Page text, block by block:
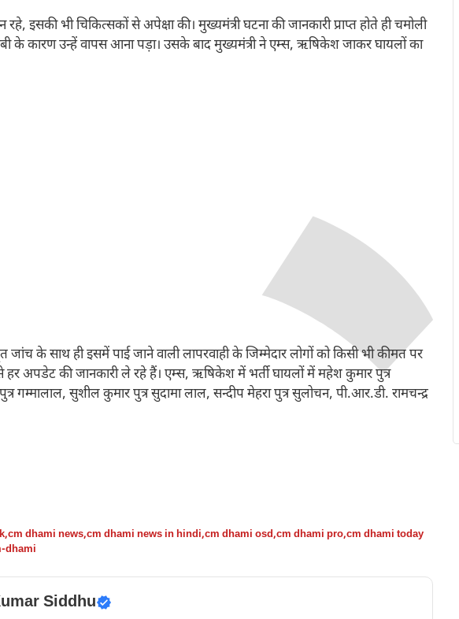
इसकी भी चिकित्सकों से अपेक्षा की। मुख्यमंत्री घटना की जानकारी प्राप्त होते ही चमोली
के कारण उन्हें वापस आना पड़ा। उसके बाद मुख्यमंत्री ने एम्स, ऋषिकेश जाकर घायलों का
जांच के साथ ही इसमें पाई जाने वाली लापरवाही के जिम्मेदार लोगों को किसी भी कीमत पर
हर अपडेट की जानकारी ले रहे हैं। एम्स, ऋषिकेश में भर्ती घायलों में महेश कुमार पुत्र
गम्मालाल, सुशील कुमार पुत्र सुदामा लाल, सन्दीप मेहरा पुत्र सुलोचन, पी.आर.डी. रामचन्द्र
,cm dhami news,cm dhami news in hindi,cm dhami osd,cm dhami pro,cm dhami today
dhami
Siddhu